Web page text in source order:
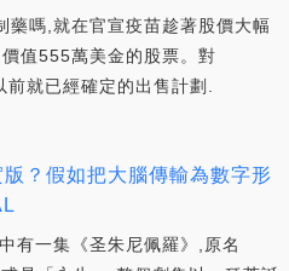
藥嗎,就在官宣疫苗趁著股價大幅
值555萬美金的股票。對
就已經確定的出售計劃.
？假如把大腦傳輸為數字形
有一集《圣朱尼佩羅》,原名